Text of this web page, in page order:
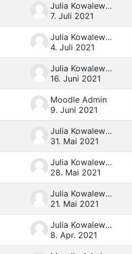
Julia Kowalewski
7. Juli 2021
Julia Kowalewski
4. Juli 2021
Julia Kowalewski
16. Juni 2021
Moodle Admin
9. Juni 2021
Julia Kowalewski
31. Mai 2021
Julia Kowalewski
28. Mai 2021
Julia Kowalewski
21. Mai 2021
Julia Kowalewski
8. Apr. 2021